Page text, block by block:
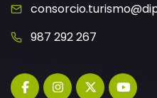
987 292 267